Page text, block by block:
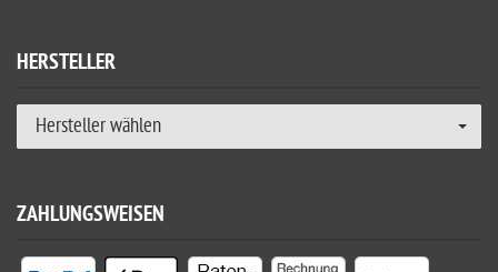
HERSTELLER
Hersteller wählen
ZAHLUNGSWEISEN